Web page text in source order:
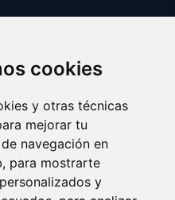
cookies
y otras técnicas
mejorar tu
navegación en
para mostrarte
y
preferences